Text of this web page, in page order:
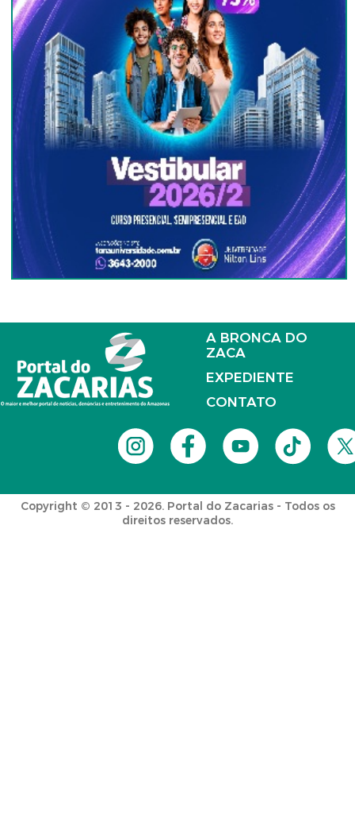
A BRONCA DO
ZACA
EXPEDIENTE
CONTATO
Copyright © 2013 - 2026. Portal do Zacarias - Todos os
direitos reservados.